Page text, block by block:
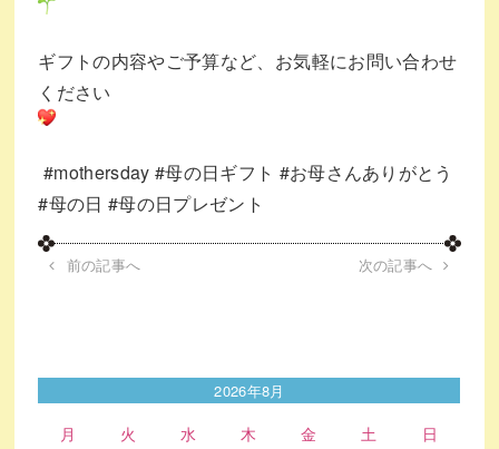
ギフトの内容やご予算など、⁡お気軽にお問い合わせ
ください
⁡#mothersday #母の日ギフト #お母さんありがとう
#母の日 #母の日プレゼント
前の記事へ 次の記事へ
2026年8月
月 火 水 木 金 土
日